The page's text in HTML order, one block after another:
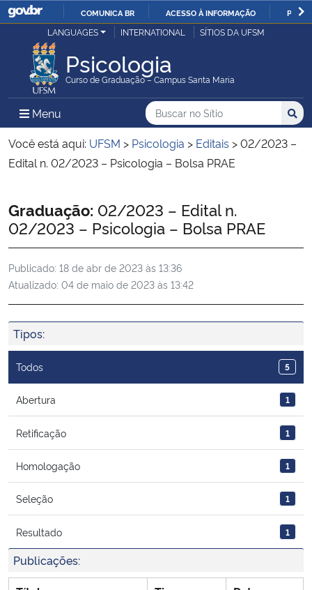
IR
O
COMUNICA BR ACESSO À INFORMAÇÃO
Ministério da Justiça e Segurança Pública
Ministério da Defesa
Ministério das Relações Exteriores
Ministério da Infraestrutura
Ministério da Agricultura, Pecuária e Abastecimento
Ministério da Educação
Ministério da Cidadania
Ministério da Saúde
Ministério de Minas e Energia
Ministério da Ciência, Tecnologia, Inovações e Comunicações
Ministério do Meio Ambiente
Ministério do Turismo
Ministério do Desenvolvimento Regional
LANGUAGES INTERNATIONAL SÍTIOS DA UFSM
Psicologia
Curso de Graduação – Campus Santa Maria
Menu Menu Principal do Sítio
Busca
Buscar no no Sítio
Busca:
Você está aqui: UFSM > Psicologia > Editais >02/2023 –
Edital n. 02/2023 – Psicologia – Bolsa PRAE
Início do conteúdo
Graduação: 02/2023 – Edital n.
02/2023 – Psicologia – Bolsa PRAE
Publicado: 18 de abr de 2023 às 13:36
Atualizado: 04 de maio de 2023 às 13:42
Tipos:
Todos 5
Abertura 1
Retificação 1
Homologação 1
Seleção 1
Resultado 1
Publicações: